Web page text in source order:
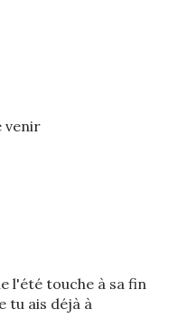
venir
l'été touche à sa fin
tu ais déjà à